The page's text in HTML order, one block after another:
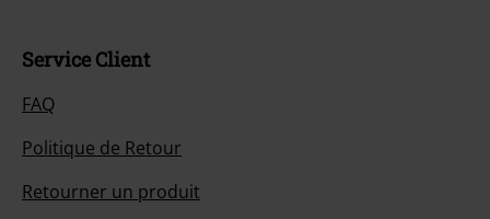
Service Client
FAQ
Politique de Retour
Retourner un produit